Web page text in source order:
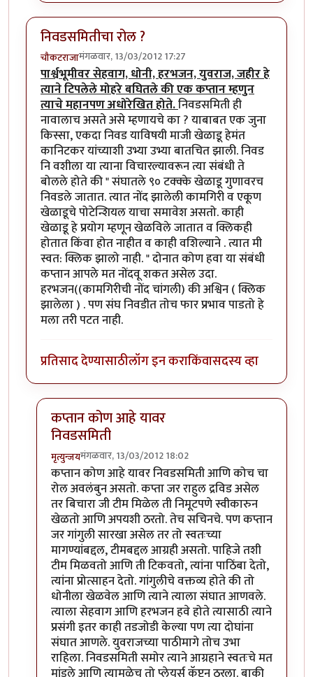
निवडसमितीचा रोल ?
चौकटराजामंगळवार, 13/03/2012 17:27
पार्श्वभूमीवर सेहवाग, धोनी, हरभजन, युवराज, जहीर हे
त्याने टिपलेले मोहरे बघितले की एक कप्तान म्हणुन
त्याचे महानपण अधोरेखित होते.निवडसमिती ही
नावालाच असते असे म्हणायचे का ? याबाबत एक जुना
किस्सा, एकदा निवड याविषयी माजी खेळाडू हेमंत
कानिटकर यांच्याशी उभ्या उभ्या बातचित झाली. निवड
नि वशीला या त्याना विचारल्यावरून त्या संबंधी ते
बोलले होते की " संघातले ९० टक्क्के खेळाडू गुणावरच
निवडले जातात. त्यात नोंद झालेली कामगिरी व एकूण
खेळाडूचे पोटेन्शियल याचा समावेश असतो. काही
खेळाडू हे प्रयोग म्हणून खेळविले जातात व क्लिकही
होतात किंवा होत नाहीत व काही वशिल्याने . त्यात मी
स्वत: क्लिक झालो नाही. " दोनात कोण हवा या संबंधी
कप्तान आपले मत नोंदवू शकत असेल उदा.
हरभजन((कामगिरीची नोंद चांगली) की अश्विन ( क्लिक
झालेला ) . पण संघ निवडीत तोच फार प्रभाव पाडतो हे
मला तरी पटत नाही.
प्रतिसाद देण्यासाठीलॉग इन कराकिंवासदस्य व्हा
कप्तान कोण आहे यावर
निवडसमिती
मृत्युन्जयमंगळवार, 13/03/2012 18:02
In reply toनिवडसमितीचा रोल ?byचौकटराजा
कप्तान कोण आहे यावर निवडसमिती आणि कोच चा
रोल अवलंबुन असतो. कप्ता जर राहुल द्रविड असेल
तर बिचारा जी टीम मिळेल ती निमूटपणे स्वीकारुन
खेळतो आणि अपयशी ठरतो. तेच सचिनचे. पण कप्तान
जर गांगुली सारखा असेल तर तो स्वतःच्या
मागण्यांबद्दल, टीमबद्दल आग्रही असतो. पाहिजे तशी
टीम मिळवतो आणि ती टिकवतो, त्यांना पाठिंबा देतो,
त्यांना प्रोत्साहन देतो. गांगुलीचे वक्तव्य होते की तो
धोनीला खेळवेल आणि त्याने त्याला संघात आणवले.
त्याला सेहवाग आणि हरभजन हवे होते त्यासाठी त्याने
प्रसंगी इतर काही तडजोडी केल्या पण त्या दोघांना
संघात आणले. युवराजच्या पाठीमागे तोच उभा
राहिला. निवडसमिती समोर त्याने आग्रहाने स्वतःचे मत